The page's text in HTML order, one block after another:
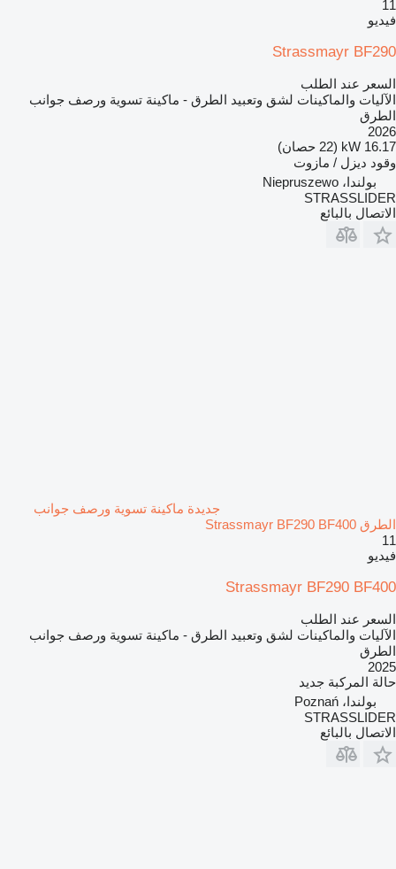
11
فيديو
Strassmayr BF290
السعر عند الطلب
الآليات والماكينات لشق وتعبيد الطرق - ماكينة تسوية ورصف جوانب
الطرق
2026
16.17 kW (22 حصان)
وقود ديزل / مازوت
بولندا، Niepruszewo
STRASSLIDER
الاتصال بالبائع
جديدة ماكينة تسوية ورصف جوانب
الطرق Strassmayr BF290 BF400
11
فيديو
Strassmayr BF290 BF400
السعر عند الطلب
الآليات والماكينات لشق وتعبيد الطرق - ماكينة تسوية ورصف جوانب
الطرق
2025
حالة المركبة جديد
بولندا، Poznań
STRASSLIDER
الاتصال بالبائع